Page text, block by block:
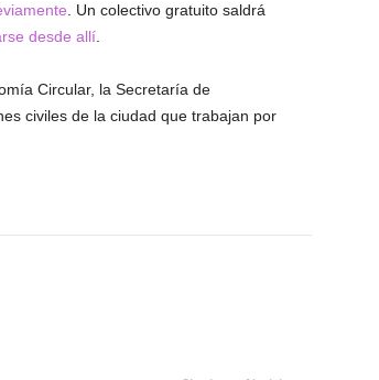
. Un colectivo gratuito saldrá
desde allí.
Circular, la Secretaría de
civiles de la ciudad que trabajan por